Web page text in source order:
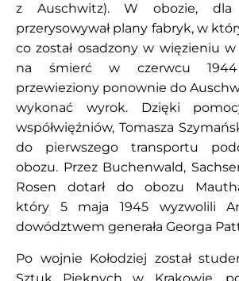
z Auschwitz). W obozie,
przerysowywał plany fabryk, w
co został osadzony w więzieniu
na śmierć w czerwcu
przewieziony ponownie do
wykonać wyrok. Dzięki
współwięźniów, Tomasza
do pierwszego transportu
obozu. Przez Buchenwald,
Rosen dotarł do obozu
który 5 maja 1945 wyzwolili
dowództwem generała Georga
Po wojnie Kołodziej został
Sztuk Pięknych w Krakowie,